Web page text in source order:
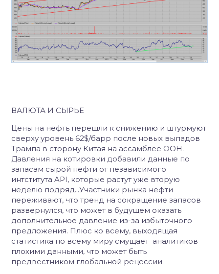
ВАЛЮТА И СЫРЬЕ
Цены на нефть перешли к снижению и штурмуют
сверху уровень 62$/барр после новых выпадов
Трампа в сторону Китая на ассамблее ООН.
Давления на котировки добавили данные по
запасам сырой нефти от независимого
интститута API, которые растут уже вторую
неделю подряд...Участники рынка нефти
переживают, что тренд на сокращение запасов
развернулся, что может в будущем оказать
дополнительное давление из-за избыточного
предложения. Плюс ко всему, выходящая
статистика по всему миру смущает аналитиков
плохими данными, что может быть
предвестником глобальной рецессии.